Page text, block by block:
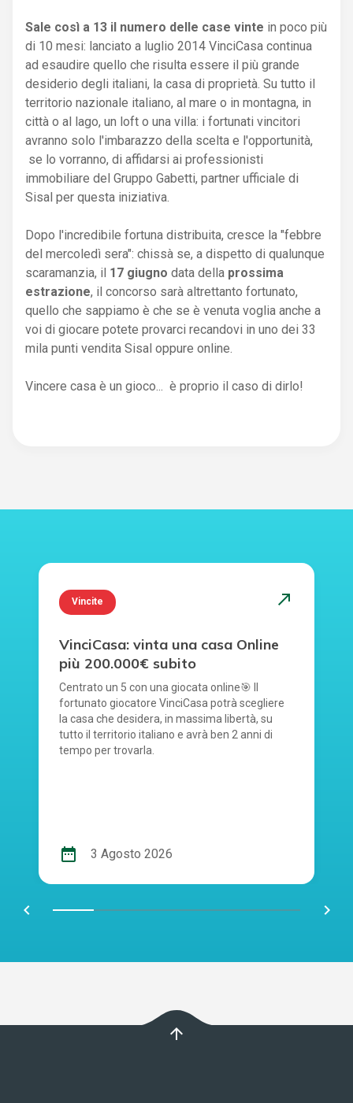
Sale così a 13 il numero delle case vinte in poco più
di 10 mesi: lanciato a luglio 2014 VinciCasa continua
ad esaudire quello che risulta essere il più grande
desiderio degli italiani, la casa di proprietà. Su tutto il
territorio nazionale italiano, al mare o in montagna, in
città o al lago, un loft o una villa: i fortunati vincitori
avranno solo l'imbarazzo della scelta e l'opportunità,
se lo vorranno, di affidarsi ai professionisti
immobiliare del Gruppo Gabetti, partner ufficiale di
Sisal per questa iniziativa.
Dopo l'incredibile fortuna distribuita, cresce la "febbre
del mercoledì sera": chissà se, a dispetto di qualunque
scaramanzia, il 17 giugno data della prossima
estrazione, il concorso sarà altrettanto fortunato,
quello che sappiamo è che se è venuta voglia anche a
voi di giocare potete provarci recandovi in uno dei 33
mila punti vendita Sisal oppure online.
Vincere casa è un gioco... è proprio il caso di dirlo!
Vincite north_east
VinciCasa: vinta una casa Online
più 200.000€ subito
Centrato un 5 con una giocata online🎯 Il
fortunato giocatore VinciCasa potrà scegliere
la casa che desidera, in massima libertà, su
tutto il territorio italiano e avrà ben 2 anni di
tempo per trovarla.
date_range 3 Agosto 2026
chevron_left navigate_next
arrow_upward